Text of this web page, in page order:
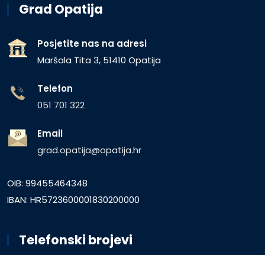
Grad Opatija
Posjetite nas na adresi
Maršala Tita 3, 51410 Opatija
Telefon
051 701 322
Email
grad.opatija@opatija.hr
OIB: 99455464348
IBAN: HR5723600001830200000
Telefonski brojevi